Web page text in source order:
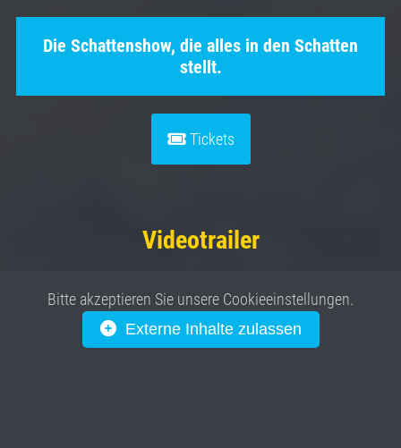
Die Schattenshow, die alles in den Schatten
stellt.
Tickets
Videotrailer
Bitte akzeptieren Sie unsere Cookieeinstellungen.
Externe Inhalte zulassen